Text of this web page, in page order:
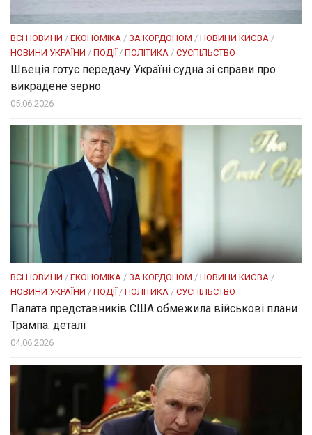
ВСІ НОВИНИ / ЕКОНОМІКА / ЗА КОРДОНОМ / НОВИНИ КИЄВА /
НОВИНИ УКРАЇНИ / ПОДІЇ/ ПОЛІТИКА / СУСПІЛЬСТВО
Швеція готує передачу Україні судна зі справи про
викрадене зерно
05.06.2026
ВСІ НОВИНИ / ЕКОНОМІКА / ЗА КОРДОНОМ / НОВИНИ КИЄВА /
НОВИНИ УКРАЇНИ / ПОДІЇ/ ПОЛІТИКА / СУСПІЛЬСТВО
Палата представників США обмежила військові плани
Трампа: деталі
04.06.2026